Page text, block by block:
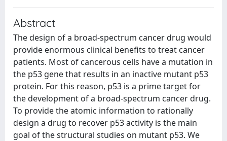
Abstract
The design of a broad-spectrum cancer drug would
provide enormous clinical benefits to treat cancer
patients. Most of cancerous cells have a mutation in
the p53 gene that results in an inactive mutant p53
protein. For this reason, p53 is a prime target for
the development of a broad-spectrum cancer drug.
To provide the atomic information to rationally
design a drug to recover p53 activity is the main
goal of the structural studies on mutant p53. We